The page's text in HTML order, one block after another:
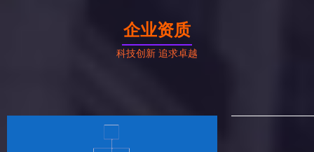
企业资质
科技创新 追求卓越